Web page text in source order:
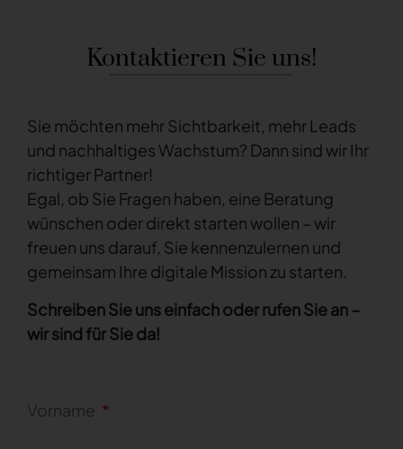
Kontaktieren Sie uns!
Vorname
Sie möchten mehr Sichtbarkeit, mehr Leads
und nachhaltiges Wachstum? Dann sind wir Ihr
richtiger Partner!
Egal, ob Sie Fragen haben, eine Beratung
wünschen oder direkt starten wollen – wir
freuen uns darauf, Sie kennenzulernen und
gemeinsam Ihre digitale Mission zu starten.
Schreiben Sie uns einfach oder rufen Sie an –
wir sind für Sie da!